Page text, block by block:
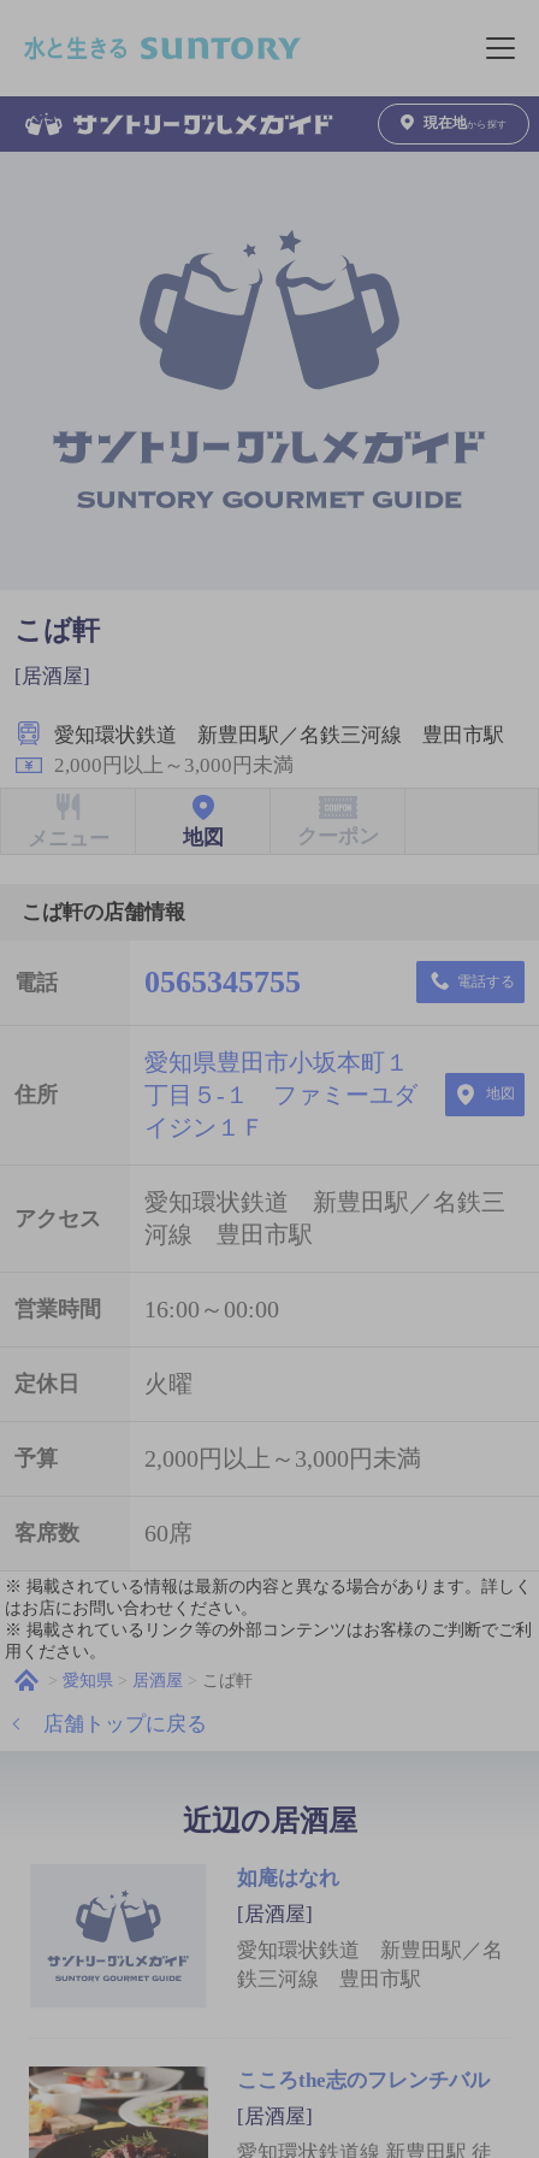
メニュ
現在地から探す
こば軒
[居酒屋]
愛知環状鉄道 新豊田駅／名鉄三河線 豊田市駅
2,000円以上～3,000円未満
メニュー 地図 クーポン
こば軒の店舗情報
電話 0565345755 電話する
住所
愛知県豊田市小坂本町１
丁目５-１ ファミーユダ
イジン１Ｆ
地図
アクセス
愛知環状鉄道 新豊田駅／名鉄三
河線 豊田市駅
営業時間 16:00～00:00
定休日 火曜
予算 2,000円以上～3,000円未満
客席数 60席
※ 掲載されている情報は最新の内容と異なる場合があります。詳しく
はお店にお問い合わせください。
※ 掲載されているリンク等の外部コンテンツはお客様のご判断でご利
用ください。
愛知県 居酒屋 こば軒
店舗トップに戻る
近辺の居酒屋
如庵はなれ
[居酒屋]
愛知環状鉄道 新豊田駅／名
鉄三河線 豊田市駅
こころthe志のフレンチバル
[居酒屋]
愛知環状鉄道線 新豊田駅 徒